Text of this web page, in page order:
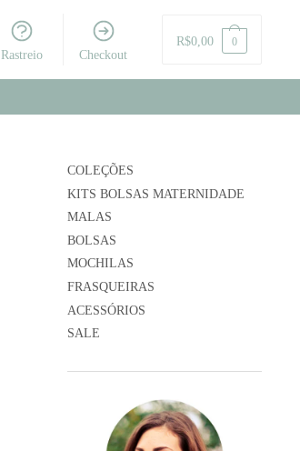
Rastreio Checkout
R$0,00 0
COLEÇÕES
KITS BOLSAS MATERNIDADE
MALAS
BOLSAS
MOCHILAS
FRASQUEIRAS
ACESSÓRIOS
SALE